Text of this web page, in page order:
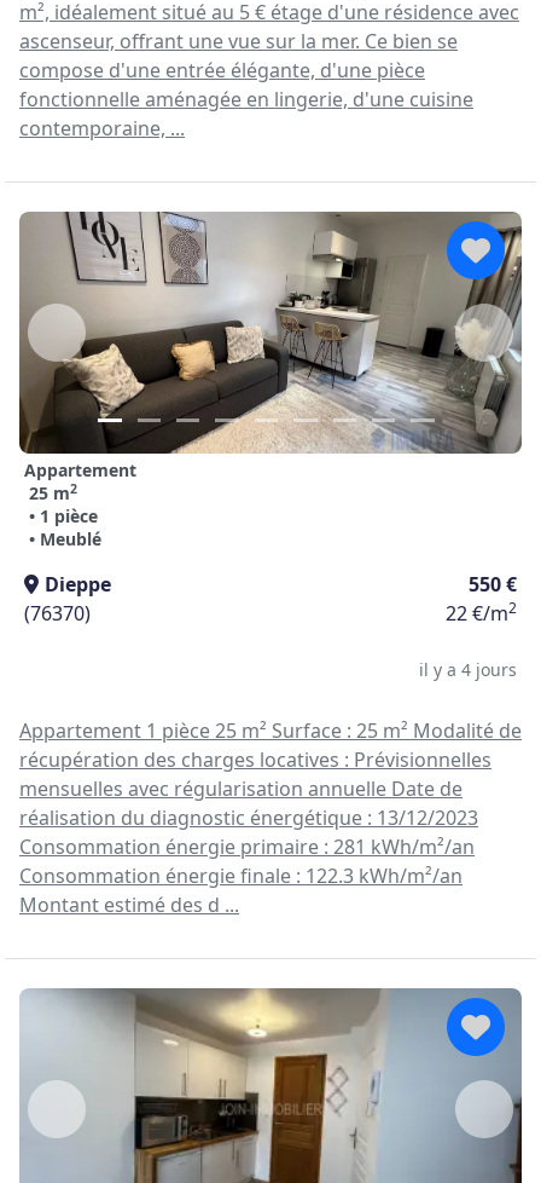
m², idéalement situé au 5 € étage d'une résidence avec
ascenseur, offrant une vue sur la mer. Ce bien se
compose d'une entrée élégante, d'une pièce
fonctionnelle aménagée en lingerie, d'une cuisine
contemporaine, ...
Appartement
25 m2
• 1 pièce
• Meublé
Dieppe
550 €
(76370)
22 €/m2
il y a 4 jours
Appartement 1 pièce 25 m² Surface : 25 m² Modalité de
récupération des charges locatives : Prévisionnelles
mensuelles avec régularisation annuelle Date de
réalisation du diagnostic énergétique : 13/12/2023
Consommation énergie primaire : 281 kWh/m²/an
Consommation énergie finale : 122.3 kWh/m²/an
Montant estimé des d ...